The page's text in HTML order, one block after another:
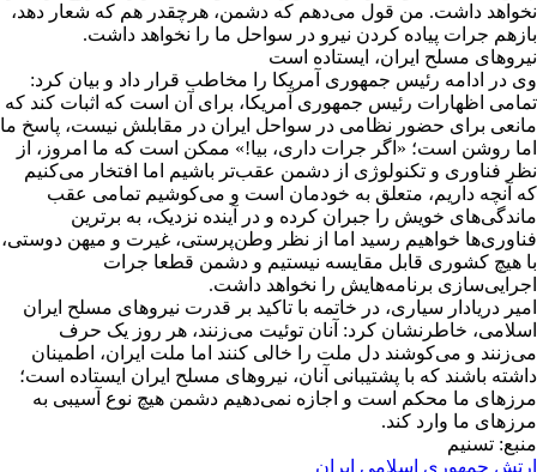
نخواهد داشت. من قول می‌دهم که دشمن، هرچقدر هم که شعار دهد،
بازهم جرات پیاده کردن نیرو در سواحل ما را نخواهد داشت.
نیروهای مسلح ایران، ایستاده است
وی در ادامه رئیس جمهوری آمریکا را مخاطب قرار داد و بیان کرد:
تمامی اظهارات رئیس جمهوری آمریکا، برای آن است که اثبات کند که
مانعی برای حضور نظامی در سواحل ایران در مقابلش نیست، پاسخ ما
اما روشن است؛ «اگر جرات داری، بیا!» ممکن است که ما امروز، از
نظر فناوری و تکنولوژی از دشمن عقب‌تر باشیم اما افتخار می‌کنیم
که آنچه داریم، متعلق به خودمان است و می‌کوشیم تمامی عقب
ماندگی‌های خویش را جبران کرده و در آینده نزدیک، به برترین
فناوری‌ها خواهیم رسید اما از نظر وطن‌پرستی، غیرت و میهن دوستی،
با هیچ کشوری قابل مقایسه نیستیم و دشمن قطعا جرات
اجرایی‌سازی برنامه‌هایش را نخواهد داشت.
امیر دریادار سیاری، در خاتمه با تاکید بر قدرت نیروهای مسلح ایران
اسلامی، خاطرنشان کرد: آنان توئیت می‌زنند، هر روز یک حرف
می‌زنند و می‌کوشند دل ملت را خالی کنند اما ملت ایران، اطمینان
داشته باشند که با پشتیبانی آنان، نیروهای مسلح ایران ایستاده است؛
مرزهای ما محکم است و اجازه نمی‌دهیم دشمن هیچ نوع آسیبی به
مرزهای ما وارد کند.
منبع: تسنیم
ارتش جمهوري اسلامي ايران